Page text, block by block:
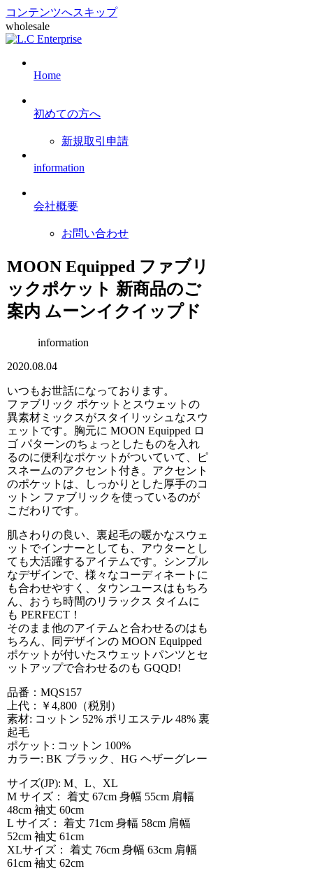
コンテンツへスキップ
wholesale
Home
初めての方へ
新規取引申請
information
会社概要
お問い合わせ
MOON Equipped ファブリ
ックポケット 新商品のご
案内 ムーンイクイップド
information
2020.08.04
いつもお世話になっております。
ファブリック ポケットとスウェットの
異素材ミックスがスタイリッシュなスウ
ェットです。胸元に MOON Equipped ロ
ゴ パターンのちょっとしたものを入れ
るのに便利なポケットがついていて、ピ
スネームのアクセント付き。アクセント
のポケットは、しっかりとした厚手のコ
ットン ファブリックを使っているのが
こだわりです。
肌さわりの良い、裏起毛の暖かなスウェ
ットでインナーとしても、アウターとし
ても大活躍するアイテムです。シンプル
なデザインで、様々なコーディネートに
も合わせやすく、タウンユースはもちろ
ん、おうち時間のリラックス タイムに
も PERFECT！
そのまま他のアイテムと合わせるのはも
ちろん、同デザインの MOON Equipped
ポケットが付いたスウェットパンツとセ
ットアップで合わせるのも GQQD!
品番：MQS157
上代：￥4,800（税別）
素材: コットン 52% ポリエステル 48% 裏
起毛
ポケット: コットン 100%
カラー: BK ブラック、HG ヘザーグレー
サイズ(JP): M、L、XL
M サイズ： 着丈 67cm 身幅 55cm 肩幅
48cm 袖丈 60cm
L サイズ： 着丈 71cm 身幅 58cm 肩幅
52cm 袖丈 61cm
XLサイズ： 着丈 76cm 身幅 63cm 肩幅
61cm 袖丈 62cm